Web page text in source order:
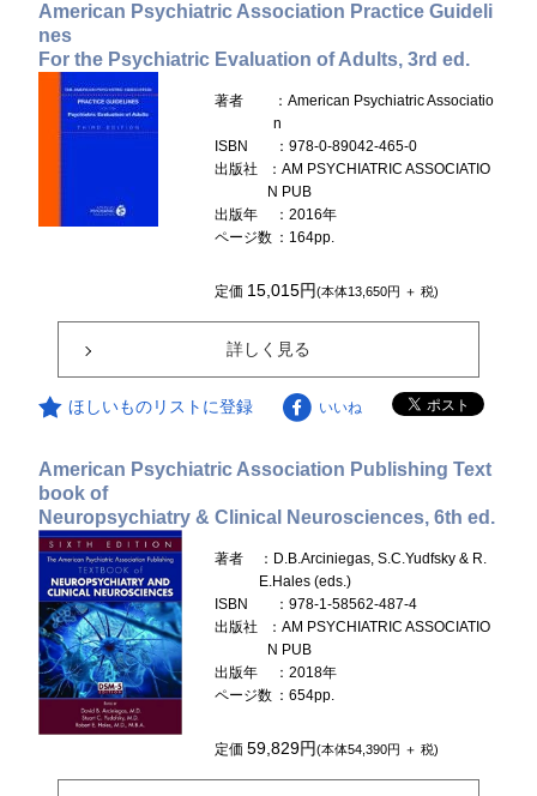
American Psychiatric Association Practice Guideli
nes
For the Psychiatric Evaluation of Adults, 3rd ed.
著者
：American Psychiatric Associatio
n
ISBN
：978-0-89042-465-0
出版社
：AM PSYCHIATRIC ASSOCIATIO
N PUB
出版年
：2016年
ページ数 ：164pp.
定価 15,015円(本体13,650円 ＋ 税)
詳しく見る
ほしいものリストに登録 いいね
American Psychiatric Association Publishing Text
book of
Neuropsychiatry & Clinical Neurosciences, 6th ed.
著者
：D.B.Arciniegas, S.C.Yudfsky & R.
E.Hales (eds.)
ISBN
：978-1-58562-487-4
出版社
：AM PSYCHIATRIC ASSOCIATIO
N PUB
出版年
：2018年
ページ数 ：654pp.
定価59,829円(本体54,390円 ＋ 税)